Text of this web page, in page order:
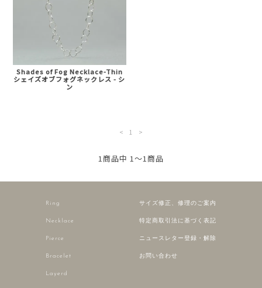
Shades of Fog Necklace-Thin
シェイズオブフォグネックレス - シ
ン
< 1 >
1商品中 1～1商品
Ring
Necklace
Pierce
Bracelet
Layerd
サイズ修正、修理のご案内
特定商取引法に基づく表記
ニュースレター登録・解除
お問い合わせ